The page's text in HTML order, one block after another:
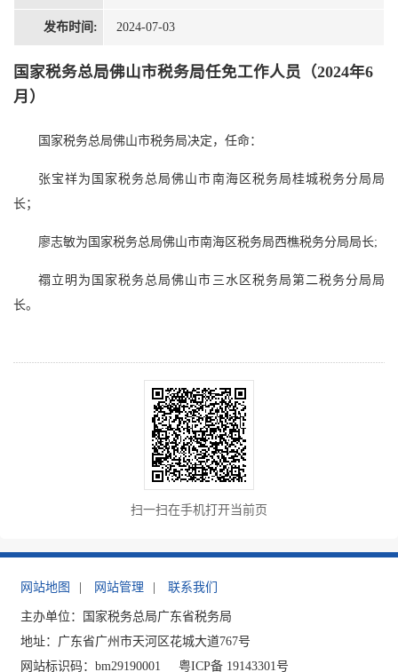
发布时间: 2024-07-03
国家税务总局佛山市税务局任免工作人员（2024年6
月）
国家税务总局佛山市税务局决定，任命：
张宝祥为国家税务总局佛山市南海区税务局桂城税务分局局
长；
廖志敏为国家税务总局佛山市南海区税务局西樵税务分局局长;
禤立明为国家税务总局佛山市三水区税务局第二税务分局局
长。
扫一扫在手机打开当前页
网站地图 网站管理 联系我们
主办单位：国家税务总局广东省税务局
地址：广东省广州市天河区花城大道767号
网站标识码：bm29190001
粤ICP备 19143301号